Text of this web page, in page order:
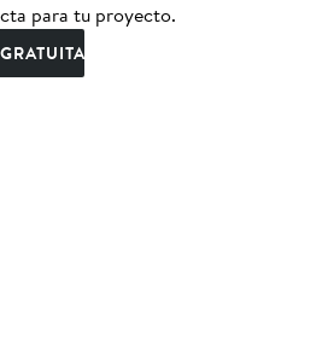
para tu proyecto.